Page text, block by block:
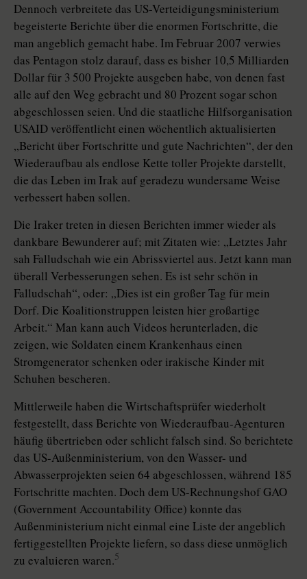
Dennoch verbreitete das US-Verteidigungsministerium
begeisterte Berichte über die enormen Fortschritte, die
man angeblich gemacht habe. Im Februar 2007 verwies
das Pentagon stolz darauf, dass es bisher 10,5 Milliarden
Dollar für 3 500 Projekte ausgeben habe, von denen fast
alle auf den Weg gebracht und 80 Prozent sogar schon
abgeschlossen seien. Und die staatliche Hilfsorganisation
USAID veröffentlicht einen wöchentlich aktualisierten
„Bericht über Fortschritte und gute Nachrichten“, der den
Wiederaufbau als endlose Kette toller Projekte darstellt,
die das Leben im Irak auf geradezu wundersame Weise
verbessert haben sollen.
Die Iraker treten in diesen Berichten immer wieder als
dankbare Bewunderer auf; mit Zitaten wie: „Letztes Jahr
sah Falludschah wie ein Abrissviertel aus. Jetzt kann man
überall Verbesserungen sehen. Es ist sehr schön in
Falludschah“, oder: „Dies ist ein großer Tag für mein
Dorf. Die Koalitionstruppen leisten hier großartige
Arbeit.“ Man kann auch Videos herunterladen, die
zeigen, wie Soldaten einem Krankenhaus einen
Stromgenerator schenken oder irakische Kinder mit
Schuhen bescheren.
Mittlerweile haben die Wirtschaftsprüfer wiederholt
festgestellt, dass Berichte von Wiederaufbau-Agenturen
häufig übertrieben oder schlicht falsch sind. So berichtete
das US-Außenministerium, von den Wasser- und
Abwasserprojekten seien 64 abgeschlossen, während 185
Fortschritte machten. Doch dem US-Rechnungshof GAO
(Government Accountability Office) konnte das
Außenministerium nicht einmal eine Liste der angeblich
fertiggestellten Projekte liefern, so dass diese unmöglich
zu evaluieren waren.5